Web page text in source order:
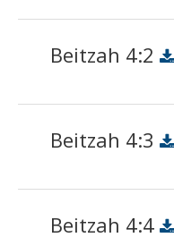
Beitzah 4:2
Beitzah 4:3
Beitzah 4:4